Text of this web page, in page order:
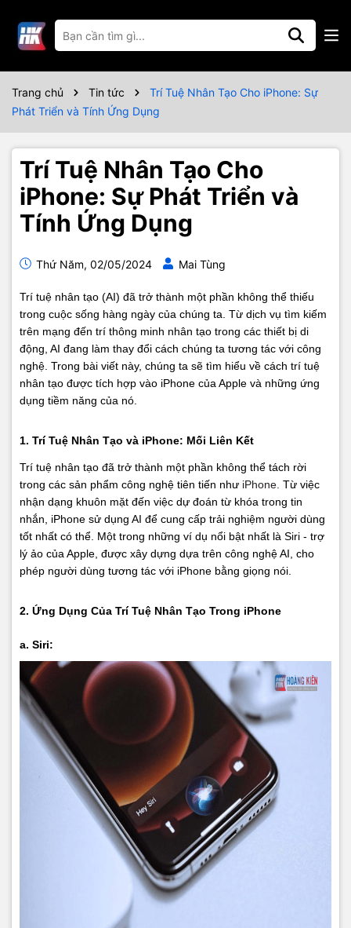
Trang chủ Tin tức
Trí Tuệ Nhân Tạo Cho iPhone: Sự
Phát Triển và Tính Ứng Dụng
Trí Tuệ Nhân Tạo Cho
iPhone: Sự Phát Triển và
Tính Ứng Dụng
Thứ Năm, 02/05/2024 Mai Tùng
Trí tuệ nhân tạo (AI) đã trở thành một phần không thể thiếu
trong cuộc sống hàng ngày của chúng ta. Từ dịch vụ tìm kiếm
trên mạng đến trí thông minh nhân tạo trong các thiết bị di
động, AI đang làm thay đổi cách chúng ta tương tác với công
nghệ. Trong bài viết này, chúng ta sẽ tìm hiểu về cách trí tuệ
nhân tạo được tích hợp vào iPhone của Apple và những ứng
dụng tiềm năng của nó.
1. Trí Tuệ Nhân Tạo và iPhone: Mối Liên Kết
Trí tuệ nhân tạo đã trở thành một phần không thể tách rời
trong các sản phẩm công nghệ tiên tiến như iPhone. Từ việc
nhận dạng khuôn mặt đến việc dự đoán từ khóa trong tin
nhắn, iPhone sử dụng AI để cung cấp trải nghiệm người dùng
tốt nhất có thể. Một trong những ví dụ nổi bật nhất là Siri - trợ
lý ảo của Apple, được xây dựng dựa trên công nghệ AI, cho
phép người dùng tương tác với iPhone bằng giọng nói.
2. Ứng Dụng Của Trí Tuệ Nhân Tạo Trong iPhone
a. Siri: